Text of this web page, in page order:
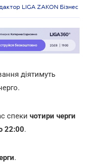
LIGA ZAKON Бізнес
діятимуть
спеки чотири черги
22:00.
.